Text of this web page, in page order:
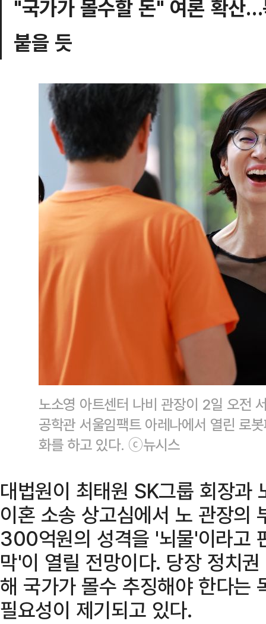
"국가가 몰수할 돈" 여론 확산
붙을 듯
노소영 아트센터 나비 관장이 2일 오전
공학관 서울임팩트 아레나에서 열린 로
화를 하고 있다. ⓒ뉴시스
대법원이 최태원 SK그룹 회장과
이혼 소송 상고심에서 노 관장의
300억원의 성격을 '뇌물'이라고
막'이 열릴 전망이다. 당장 정치
해 국가가 몰수 추징해야 한다는
필요성이 제기되고 있다.